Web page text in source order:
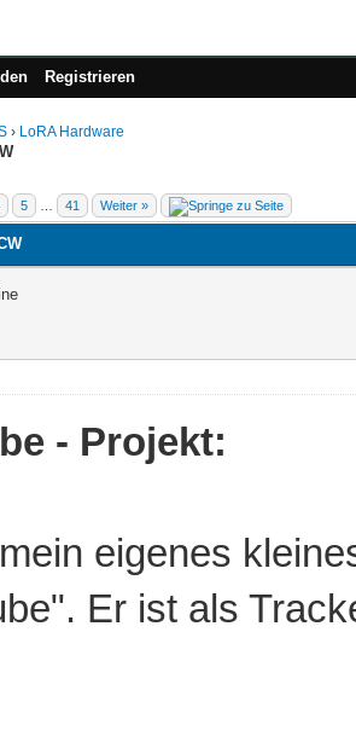
Registrieren
› LoRA Hardware
5 41 Weiter »
- Projekt:
eigenes
Er ist als